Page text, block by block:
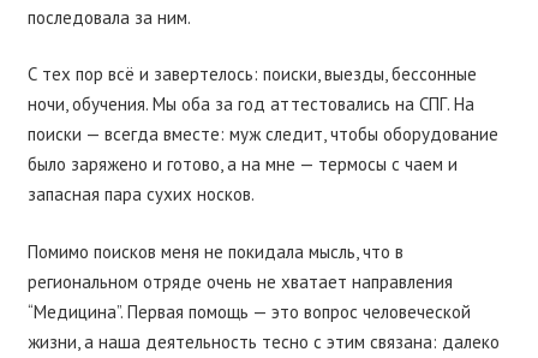
последовала за ним.
С тех пор всё и завертелось: поиски, выезды, бессонные
ночи, обучения. Мы оба за год аттестовались на СПГ. На
поиски — всегда вместе: муж следит, чтобы оборудование
было заряжено и готово, а на мне — термосы с чаем и
запасная пара сухих носков.
Помимо поисков меня не покидала мысль, что в
региональном отряде очень не хватает направления
“Медицина”. Первая помощь — это вопрос человеческой
жизни, а наша деятельность тесно с этим связана: далеко